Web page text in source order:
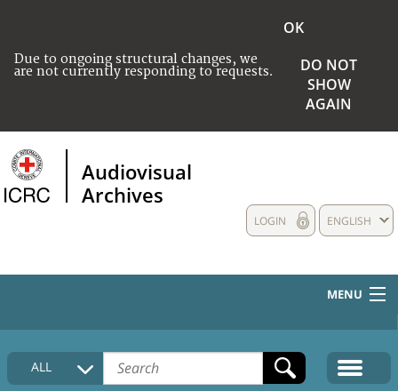
Due to ongoing structural changes, we
are not currently responding to requests.
OK
DO NOT
SHOW
AGAIN
Audiovisual
Archives
ENGLISH
LOGIN
MENU
HOME
COLLECTIONS DESCRIPTION
ALL